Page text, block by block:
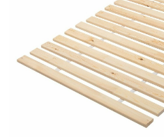
Besplatan povrat
01 8000